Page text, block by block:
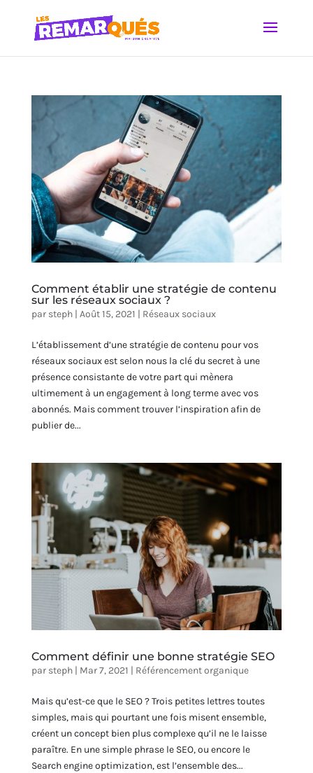
Comment établir une stratégie de contenu
sur les réseaux sociaux ?
par steph| Août 15, 2021 | Réseaux sociaux
L’établissement d’une stratégie de contenu pour vos
réseaux sociaux est selon nous la clé du secret à une
présence consistante de votre part qui mènera
ultimement à un engagement à long terme avec vos
abonnés. Mais comment trouver l’inspiration afin de
publier de...
Comment définir une bonne stratégie SEO
par steph| Mar 7, 2021 | Référencement organique
Mais qu’est-ce que le SEO ? Trois petites lettres toutes
simples, mais qui pourtant une fois misent ensemble,
créent un concept bien plus complexe qu’il ne le laisse
paraître. En une simple phrase le SEO, ou encore le
Search engine optimization, est l’ensemble des...